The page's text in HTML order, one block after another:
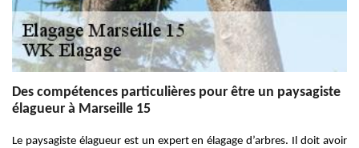
Des compétences particulières pour être un paysagiste
élagueur à Marseille 15
Le paysagiste élagueur est un expert en élagage d’arbres. Il doit avoir